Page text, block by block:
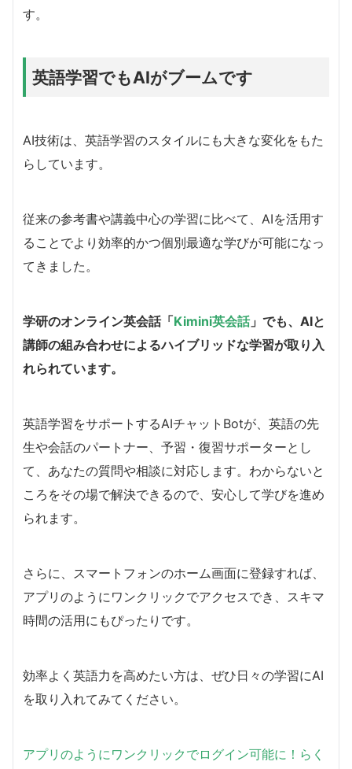
す。
英語学習でもAIがブームです
AI技術は、英語学習のスタイルにも大きな変化をもた
らしています。
従来の参考書や講義中心の学習に比べて、AIを活用す
ることでより効率的かつ個別最適な学びが可能になっ
てきました。
学研のオンライン英会話「Kimini英会話」でも、AIと
講師の組み合わせによるハイブリッドな学習が取り入
れられています。
英語学習をサポートするAIチャットBotが、英語の先
生や会話のパートナー、予習・復習サポーターとし
て、あなたの質問や相談に対応します。わからないと
ころをその場で解決できるので、安心して学びを進め
られます。
さらに、スマートフォンのホーム画面に登録すれば、
アプリのようにワンクリックでアクセスでき、スキマ
時間の活用にもぴったりです。
効率よく英語力を高めたい方は、ぜひ日々の学習にAI
を取り入れてみてください。
アプリのようにワンクリックでログイン可能に！らく